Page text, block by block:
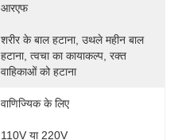
आरएफ
शरीर के बाल हटाना, उथले महीन बाल
हटाना, त्वचा का कायाकल्प, रक्त
वाहिकाओं को हटाना
वाणिज्यिक के लिए
110V या 220V